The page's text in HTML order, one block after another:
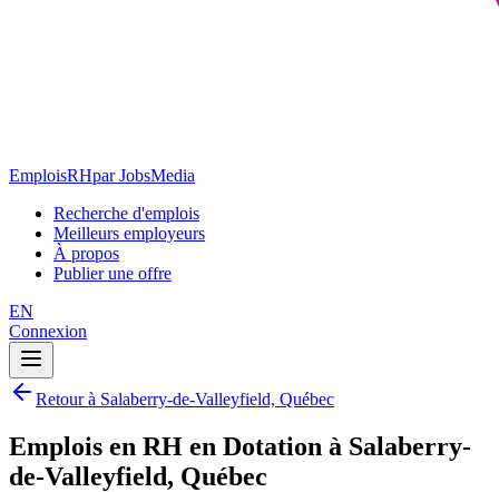
EmploisRHpar JobsMedia
Recherche d'emplois
Meilleurs employeurs
À propos
Publier une offre
EN
Connexion
Retour à Salaberry-de-Valleyfield, Québec
Emplois en RH en Dotation à Salaberry-
de-Valleyfield, Québec